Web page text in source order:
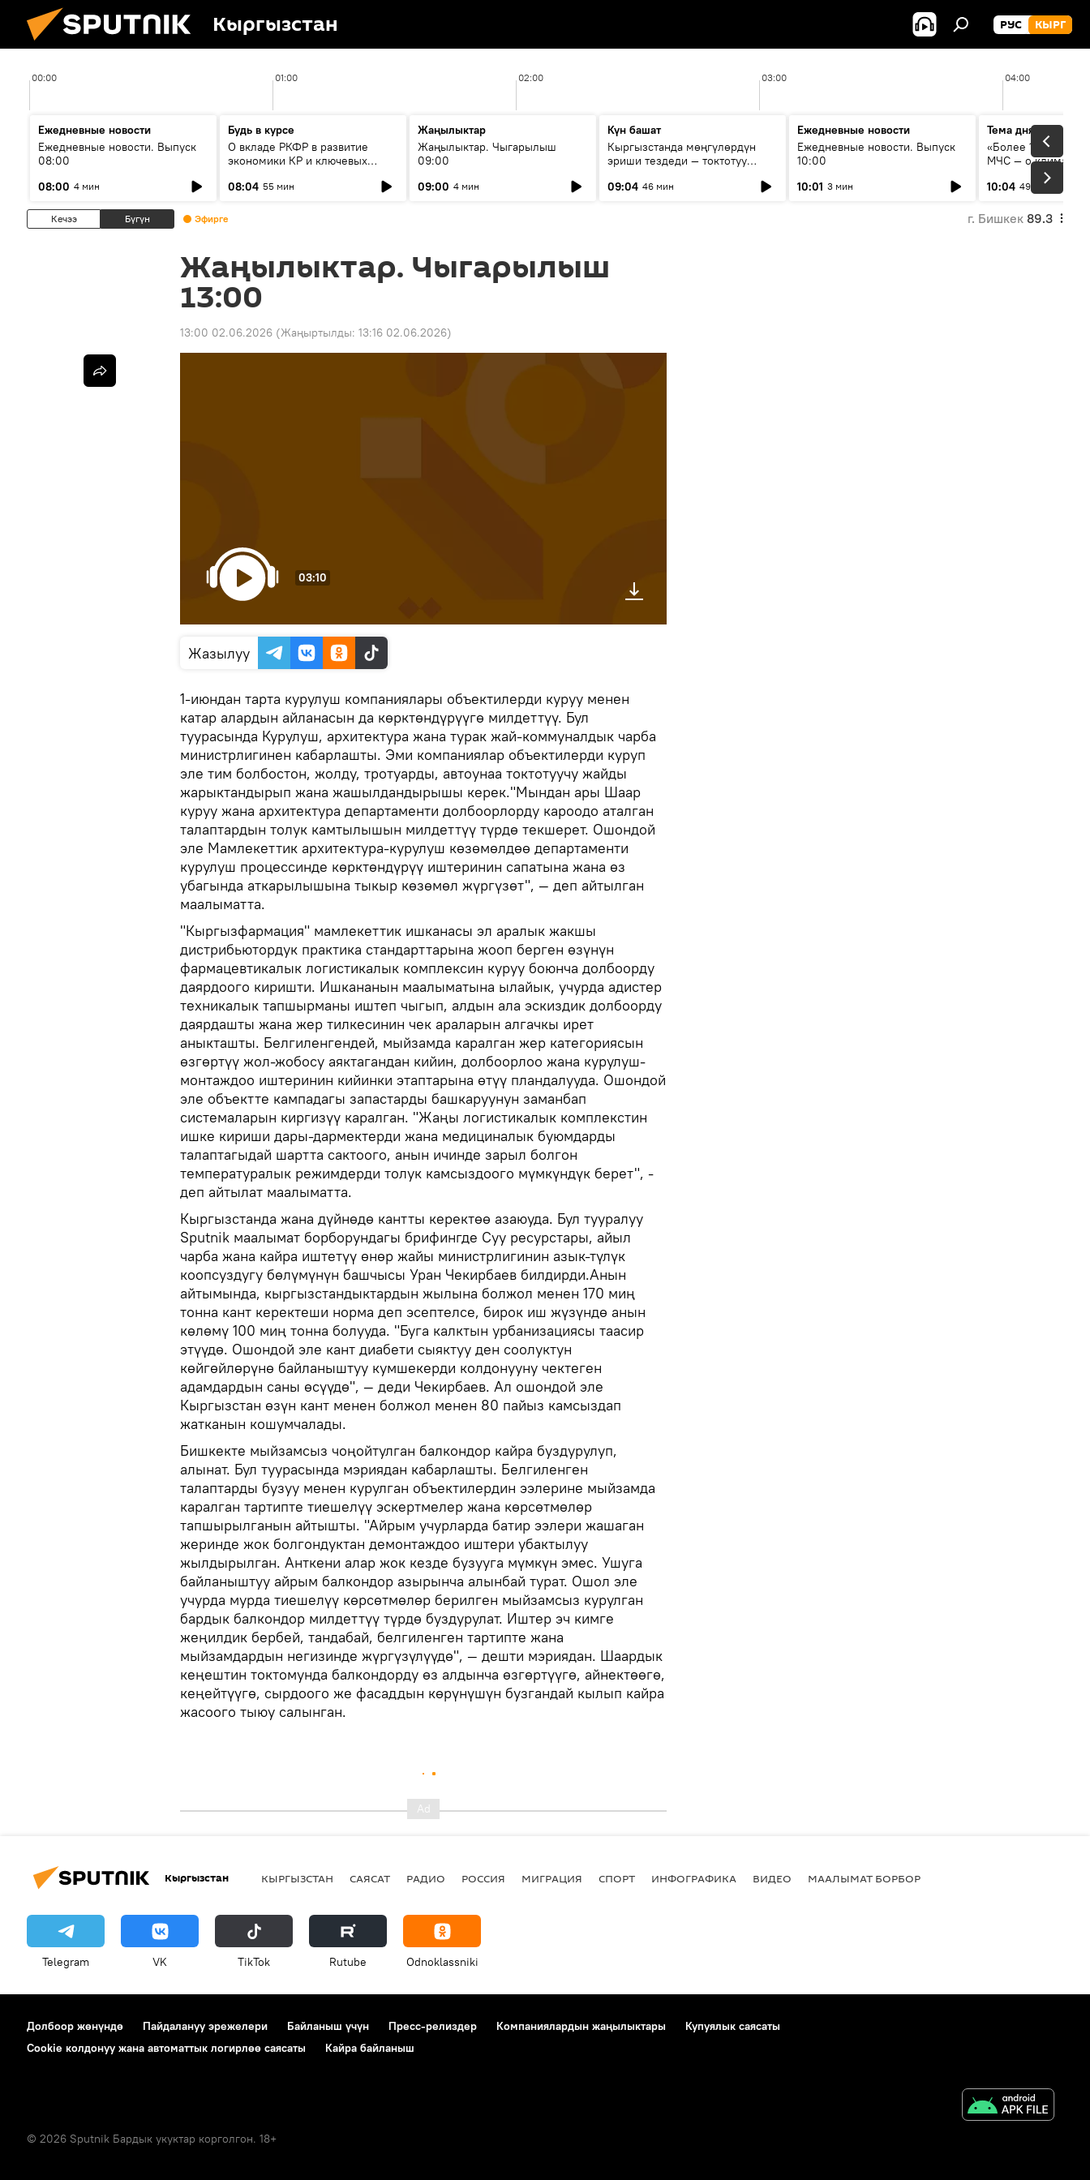
Кыргызстан РУС КЫРГ
00:00 01:00 02:00 03:00 04:00
Ежедневные новости
Ежедневные новости. Выпуск
08:00
08:00 4 мин
Будь в курсе
О вкладе РКФР в развитие
экономики КР и ключевых
08:04 55 мин
Жаңылыктар
Жаңылыктар. Чыгарылыш
09:00
09:00 4 мин
Күн башат
Кыргызстанда мөңгүлөрдүн
эриши тездеди — токтотуу
09:04 46 мин
Ежедневные новости
Ежедневные новости. Выпуск
10:00
10:01 3 мин
Тема дня
«Более 1200 сёл в
МЧС — о климате,
системе
населения
10:04 49 мин
Кечээ Бүгүн Эфирге г. Бишкек 89.3
Жаңылыктар. Чыгарылыш
13:00
13:00 02.06.2026 (Жаңыртылды: 13:16 02.06.2026)
03:10
Жазылуу
1-июндан тарта курулуш компаниялары объектилерди куруу менен
катар алардын айланасын да көрктөндүрүүгө милдеттүү. Бул
туурасында Курулуш, архитектура жана турак жай-коммуналдык чарба
министрлигинен кабарлашты. Эми компаниялар объектилерди куруп
эле тим болбостон, жолду, тротуарды, автоунаа токтотуучу жайды
жарыктандырып жана жашылдандырышы керек."Мындан ары Шаар
куруу жана архитектура департаменти долбоорлорду кароодо аталган
талаптардын толук камтылышын милдеттүү түрдө текшерет. Ошондой
эле Мамлекеттик архитектура-курулуш көзөмөлдөө департаменти
курулуш процессинде көрктөндүрүү иштеринин сапатына жана өз
убагында аткарылышына тыкыр көзөмөл жүргүзөт", — деп айтылган
маалыматта.
"Кыргызфармация" мамлекеттик ишканасы эл аралык жакшы
дистрибьютордук практика стандарттарына жооп берген өзүнүн
фармацевтикалык логистикалык комплексин куруу боюнча долбоорду
даярдоого киришти. Ишкананын маалыматына ылайык, учурда адистер
техникалык тапшырманы иштеп чыгып, алдын ала эскиздик долбоорду
даярдашты жана жер тилкесинин чек араларын алгачкы ирет
аныкташты. Белгиленгендей, мыйзамда каралган жер категориясын
өзгөртүү жол-жобосу аяктагандан кийин, долбоорлоо жана курулуш-
монтаждоо иштеринин кийинки этаптарына өтүү пландалууда. Ошондой
эле объектте кампадагы запастарды башкаруунун заманбап
системаларын киргизүү каралган. "Жаңы логистикалык комплекстин
ишке кириши дары-дармектерди жана медициналык буюмдарды
талаптагыдай шартта сактоого, анын ичинде зарыл болгон
температуралык режимдерди толук камсыздоого мүмкүндүк берет", -
деп айтылат маалыматта.
Кыргызстанда жана дүйнөдө кантты керектөө азаюуда. Бул тууралуу
Sputnik маалымат борборундагы брифингде Суу ресурстары, айыл
чарба жана кайра иштетүү өнөр жайы министрлигинин азык-түлүк
коопсуздугу бөлүмүнүн башчысы Уран Чекирбаев билдирди.Анын
айтымында, кыргызстандыктардын жылына болжол менен 170 миң
тонна кант керектеши норма деп эсептелсе, бирок иш жүзүндө анын
көлөмү 100 миң тонна болууда. "Буга калктын урбанизациясы таасир
этүүдө. Ошондой эле кант диабети сыяктуу ден соолуктун
көйгөйлөрүнө байланыштуу кумшекерди колдонууну чектеген
адамдардын саны өсүүдө", — деди Чекирбаев. Ал ошондой эле
Кыргызстан өзүн кант менен болжол менен 80 пайыз камсыздап
жатканын кошумчалады.
Бишкекте мыйзамсыз чоңойтулган балкондор кайра буздурулуп,
алынат. Бул туурасында мэриядан кабарлашты. Белгиленген
талаптарды бузуу менен курулган объектилердин ээлерине мыйзамда
каралган тартипте тиешелүү эскертмелер жана көрсөтмөлөр
тапшырылганын айтышты. "Айрым учурларда батир ээлери жашаган
жеринде жок болгондуктан демонтаждоо иштери убактылуу
жылдырылган. Анткени алар жок кезде бузууга мүмкүн эмес. Ушуга
байланыштуу айрым балкондор азырынча алынбай турат. Ошол эле
учурда мурда тиешелүү көрсөтмөлөр берилген мыйзамсыз курулган
бардык балкондор милдеттүү түрдө буздурулат. Иштер эч кимге
жеңилдик бербей, тандабай, белгиленген тартипте жана
мыйзамдардын негизинде жүргүзүлүүдө", — дешти мэриядан. Шаардык
кеңештин токтомунда балкондорду өз алдынча өзгөртүүгө, айнектөөгө,
кеңейтүүгө, сырдоого же фасаддын көрүнүшүн бузгандай кылып кайра
жасоого тыюу салынган.
Кыргызстан КЫРГЫЗСТАН САЯСАТ РАДИО РОССИЯ МИГРАЦИЯ СПОРТ ИНФОГРАФИКА ВИДЕО МААЛЫМАТ БОРБОР
Telegram VK ТikТоk Rutube Odnoklassniki
Долбоор жөнүндө Пайдалануу эрежелери Байланыш үчүн Пресс-релиздер Компаниялардын жаңылыктары
Купуялык саясаты
Cookie колдонуу жана автоматтык логирлөө саясаты
Кайра байланыш
© 2026 Sputnik Бардык укуктар корголгон. 18+